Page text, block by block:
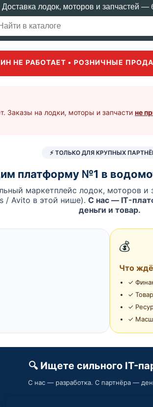
Доставка лодок, моторов и запчастей
НЕ РАБОТАЕТ • РОЗНИЧНЫЕ
Заказы на лодки, моторы и запчасти не
⚡ ТОЛЬКО ДЛЯ КРУПНЫХ
платформу №1 в
маркетплейс лодок, моторов и
/ Avito в этой нише). С нас — IT-
деньги и товар.
💰
Что
✓
✓
✓
✓
🔍 Ищете сильного IT-
С нас — разработка. С партнёра —